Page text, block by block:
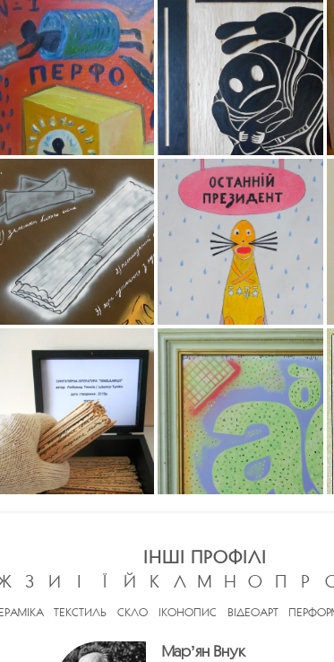
ІНШІ ПРОФІЛІ
З И І Ї Й К Л М Н О П Р С
ТЕКСТИЛЬ СКЛО ІКОНОПИС ВІДЕОАРТ
Марʼян Внук